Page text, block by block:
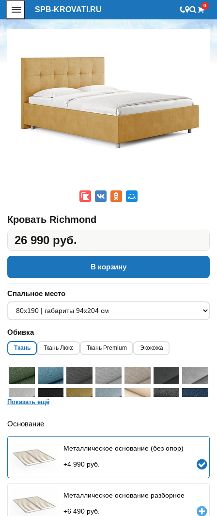
SPB-KROVATI.RU 0
Кровать Richmond
26 990 руб.
В корзину
Спальное место
Обивка
Ткань Ткань Люкс Ткань Premium Экокожа
Показать ещё
Основание
Металлическое основание (без опор)
+4 990 руб.
Металлическое основание разборное
+6 490 руб.